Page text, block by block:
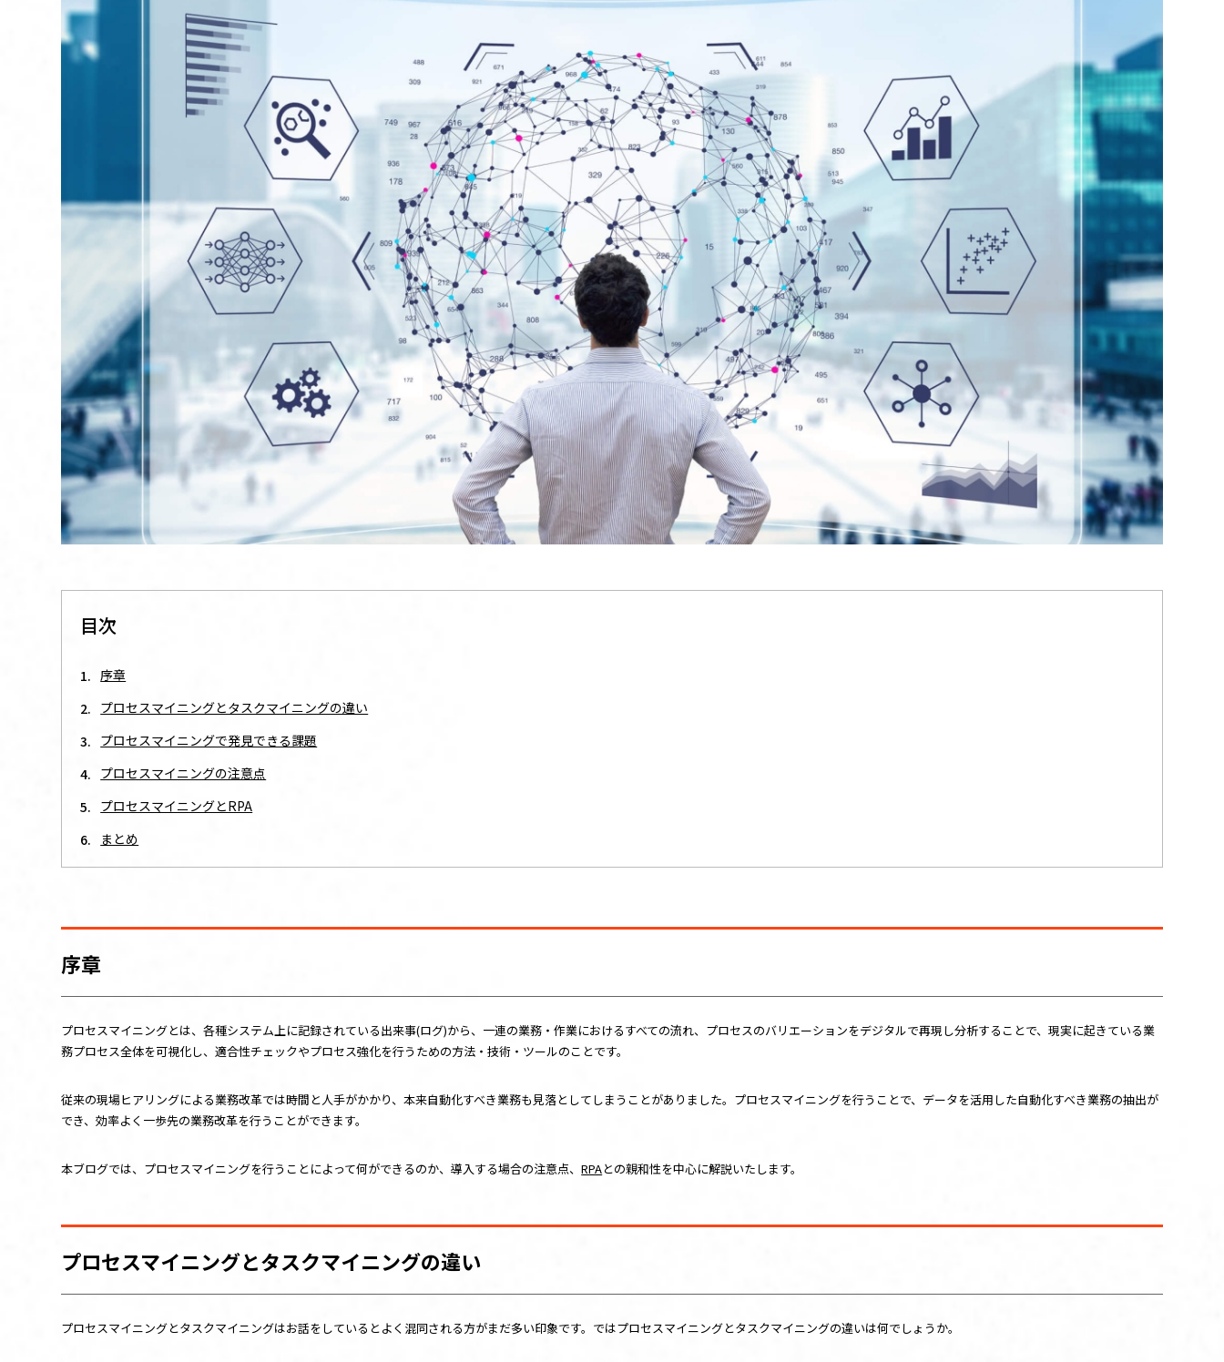
お問い合わせ
このサイトについて
UiPathとは
目次
序章
プロセスマイニングとタスクマイニングの違い
プロセスマイニングで発見できる課題
プロセスマイニングの注意点
プロセスマイニングとRPA
まとめ
序章
プロセスマイニングとは、各種システム上に記録されている出来事(ログ)から、一連の業務・作業におけるすべての流れ、プロセスのバリエーションをデジタルで再現し分析することで、現実に起きている業
務プロセス全体を可視化し、適合性チェックやプロセス強化を行うための方法・技術・ツールのことです。
従来の現場ヒアリングによる業務改革では時間と人手がかかり、本来自動化すべき業務も見落としてしまうことがありました。プロセスマイニングを行うことで、データを活用した自動化すべき業務の抽出が
でき、効率よく一歩先の業務改革を行うことができます。
本ブログでは、プロセスマイニングを行うことによって何ができるのか、導入する場合の注意点、RPAとの親和性を中心に解説いたします。
プロセスマイニングとタスクマイニングの違い
プロセスマイニングとタスクマイニングはお話をしているとよく混同される方がまだ多い印象です。ではプロセスマイニングとタスクマイニングの違いは何でしょうか。